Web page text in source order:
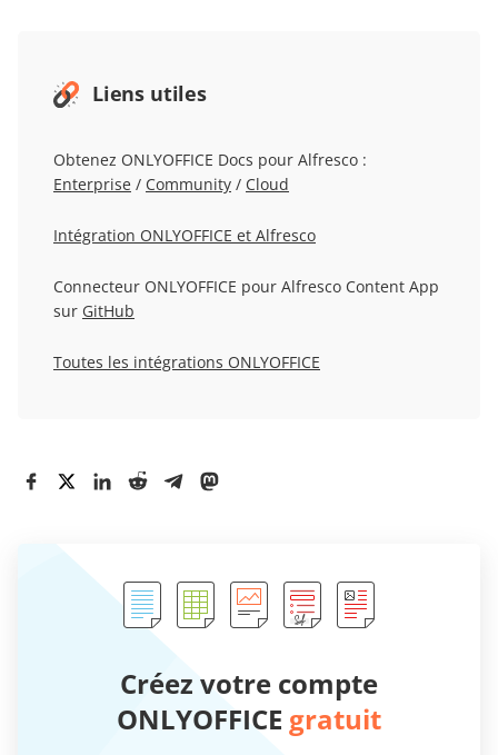
Liens utiles
Obtenez ONLYOFFICE Docs pour Alfresco :
Enterprise / Community / Cloud
Intégration ONLYOFFICE et Alfresco
Connecteur ONLYOFFICE pour Alfresco Content App
sur GitHub
Toutes les intégrations ONLYOFFICE
Créez votre compte
ONLYOFFICE gratuit